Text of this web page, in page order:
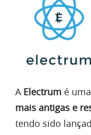
A Electrum é
mais antigas e
tendo sido